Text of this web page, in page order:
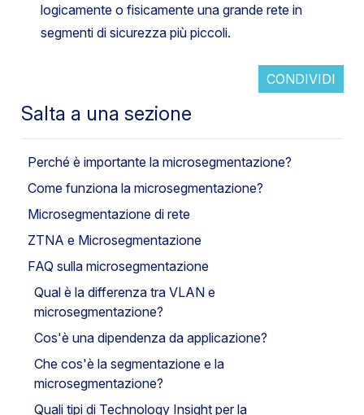
logicamente o fisicamente una grande rete in
segmenti di sicurezza più piccoli.
CONDIVIDI
Salta a una sezione
Perché è importante la microsegmentazione?
Come funziona la microsegmentazione?
Microsegmentazione di rete
ZTNA e Microsegmentazione
FAQ sulla microsegmentazione
Qual è la differenza tra VLAN e
microsegmentazione?
Cos'è una dipendenza da applicazione?
Che cos'è la segmentazione e la
microsegmentazione?
Quali tipi di Technology Insight per la